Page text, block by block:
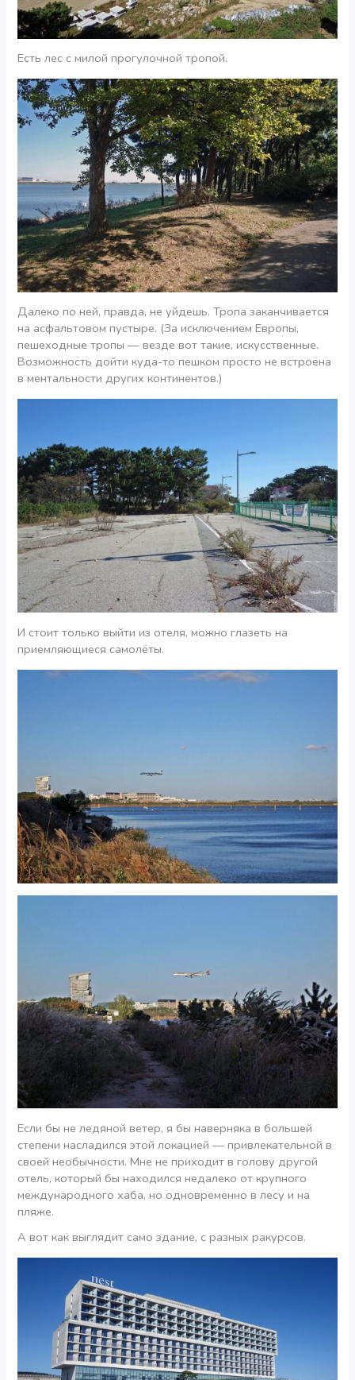
Есть лес с милой прогулочной тропой.
Далеко по ней, правда, не уйдешь. Тропа заканчивается
на асфальтовом пустыре. (За исключением Европы,
пешеходные тропы — везде вот такие, искусственные.
Возможность дойти куда-то пешком просто не встроена
в ментальности других континентов.)
И стоит только выйти из отеля, можно глазеть на
приемляющиеся самолёты.
Если бы не ледяной ветер, я бы наверняка в большей
степени насладился этой локацией — привлекательной в
своей необычности. Мне не приходит в голову другой
отель, который бы находился недалеко от крупного
международного хаба, но одновременно в лесу и на
пляже.
А вот как выглядит само здание, с разных ракурсов.